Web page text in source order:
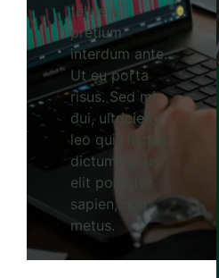
tellus a,
pretium
interdum ante.
Ut eu porta
risus. Sed mi
dui, ultricies,
leo quis luctus
dictum, lacus
elit porttitor
sapien, non
metus.